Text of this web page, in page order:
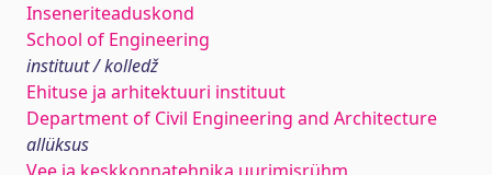
Inseneriteaduskond
School of Engineering
instituut / kolledž
Ehituse ja arhitektuuri instituut
Department of Civil Engineering and Architecture
allüksus